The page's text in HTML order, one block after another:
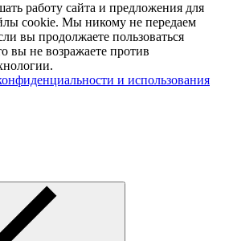
работу сайта и предложения для
cookie. Мы никому не передаем
вы продолжаете пользоваться
вы не возражаете против
и использования